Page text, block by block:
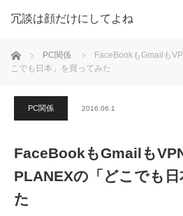
冗談は顔だけにしてよね
ホーム PC関係
FaceBookもGmailも
こでも日本」を買ってみた
PC関係 2016.06.1
FaceBookもGmailも
PLANEXの「どこでも
た